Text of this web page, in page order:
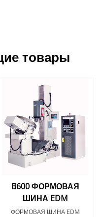
товары
B600 ФОРМОВАЯ
ШИНА EDM
ФОРМОВАЯ ШИНА EDM